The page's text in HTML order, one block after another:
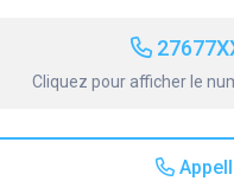
Cliquez pour afficher le